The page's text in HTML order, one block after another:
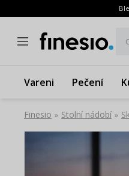
Vareni Pečení
Finesio » Stolní nádobí »